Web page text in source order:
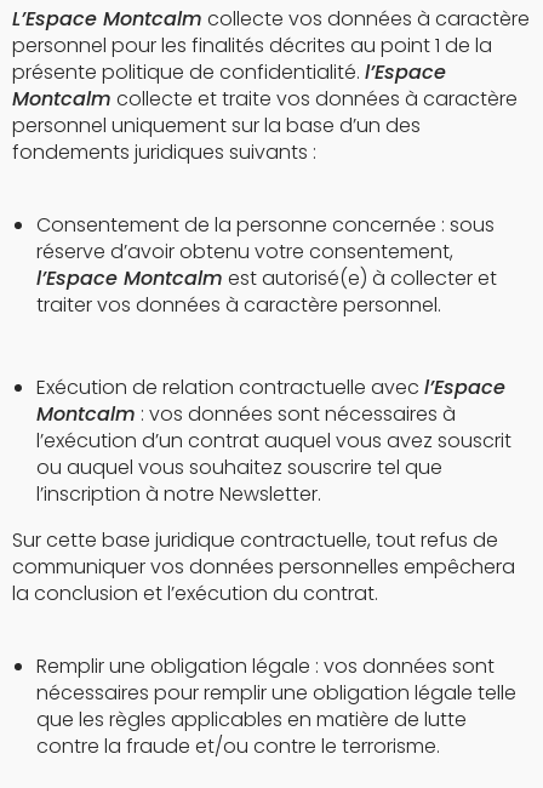
L’Espace Montcalm collecte vos données à caractère
personnel pour les finalités décrites au point 1 de la
présente politique de confidentialité. l’Espace
Montcalm collecte et traite vos données à caractère
personnel uniquement sur la base d’un des
fondements juridiques suivants :
Consentement de la personne concernée : sous
réserve d’avoir obtenu votre consentement,
l’Espace Montcalm est autorisé(e) à collecter et
traiter vos données à caractère personnel.
Exécution de relation contractuelle avec l’Espace
Montcalm : vos données sont nécessaires à
l’exécution d’un contrat auquel vous avez souscrit
ou auquel vous souhaitez souscrire tel que
l’inscription à notre Newsletter.
Sur cette base juridique contractuelle, tout refus de
communiquer vos données personnelles empêchera
la conclusion et l’exécution du contrat.
Remplir une obligation légale : vos données sont
nécessaires pour remplir une obligation légale telle
que les règles applicables en matière de lutte
contre la fraude et/ou contre le terrorisme.